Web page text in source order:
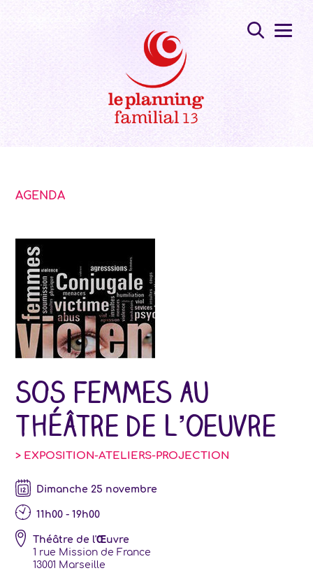
AGENDA
SOS Femmes au
Théâtre de l’oeuvre
> EXPOSITION-ATELIERS-PROJECTION
dimanche 25 novembre
11h00 - 19h00
Théâtre de l'Œuvre
1 rue Mission de France
13001 Marseille